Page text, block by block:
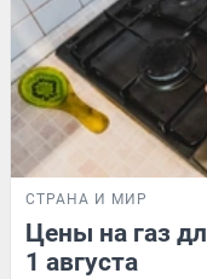
СТРАНА И МИР
Цены на газ
1 августа